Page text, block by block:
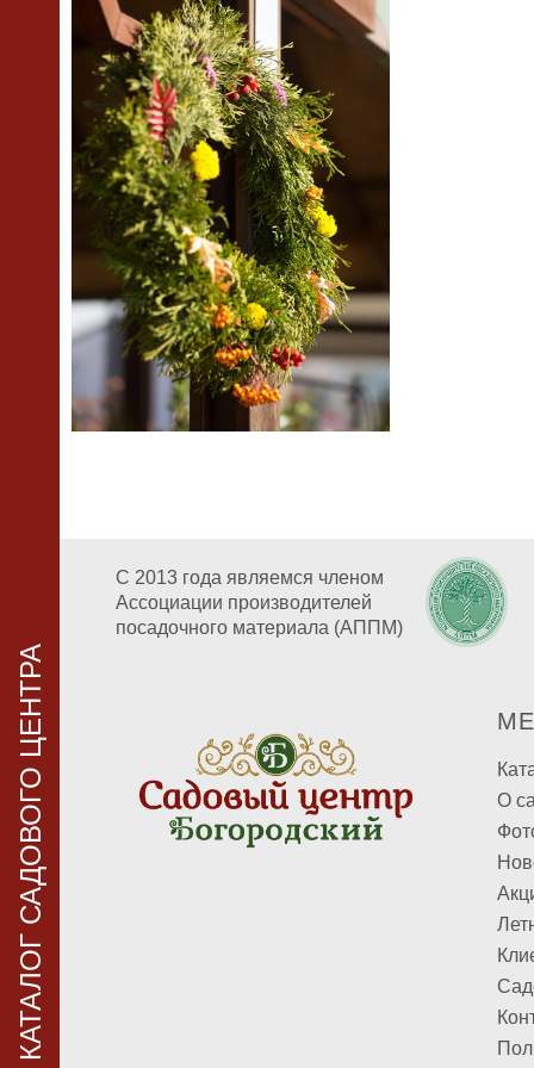
КАТАЛОГ САДОВОГО ЦЕНТРА
С 2013 года являемся членом
Ассоциации производителей
посадочного материала (АППМ)
М
О